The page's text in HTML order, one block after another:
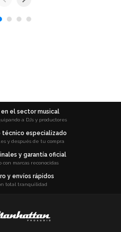
en el sector musical
a DJs y productores
técnico especializado
y después de tu compra
y garantía oficial
con marcas reconocidas
y envíos rápidos
total tranquilidad